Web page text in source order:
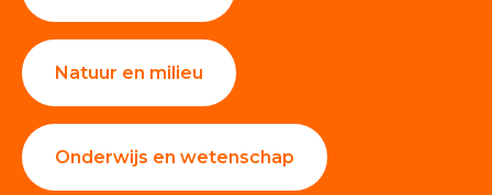
Natuur en milieu
Onderwijs en wetenschap